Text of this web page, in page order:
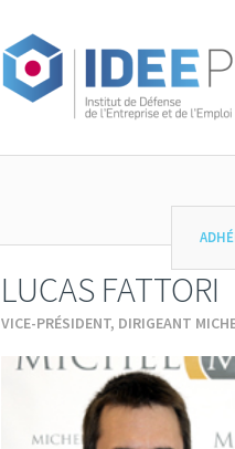
LUCAS FATTORI
VICE-PRÉSIDENT, DIRIGEANT